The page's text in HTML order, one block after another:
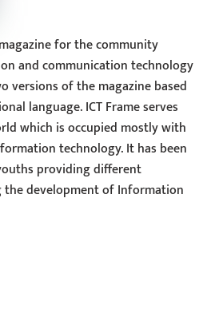
for the community
and communication technology
versions of the magazine based
language. ICT Frame serves
which is occupied mostly with
technology. It has been
providing different
the development of Information